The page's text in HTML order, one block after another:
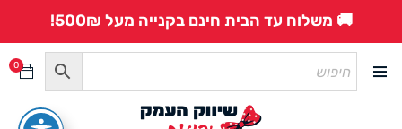
🚚 משלוח עד הבית חינם בקנייה מעל 500₪!
0